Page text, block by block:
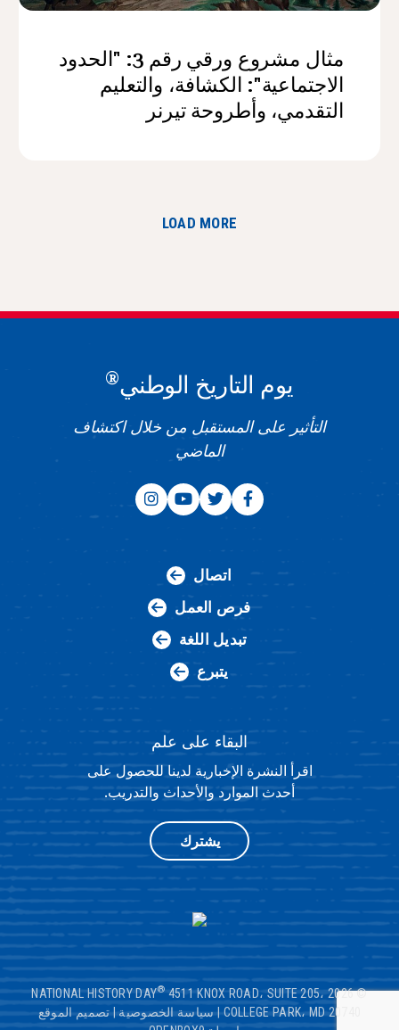
مثال مشروع ورقي رقم 3: "الحدود
الاجتماعية": الكشافة، والتعليم
التقدمي، وأطروحة تيرنر
LOAD MORE
يوم التاريخ الوطني®
التأثير على المستقبل من خلال اكتشاف
الماضي
اتصال
فرص العمل
تبديل اللغة
يتبرع
البقاء على علم
اقرأ النشرة الإخبارية لدينا للحصول على
أحدث الموارد والأحداث والتدريب.
يشترك
© 2026 NATIONAL HISTORY DAY
® 4511 KNOX ROAD، SUITE 205،
COLLEGE PARK، MD 20740|سياسة الخصوصية|تصميم الموقع